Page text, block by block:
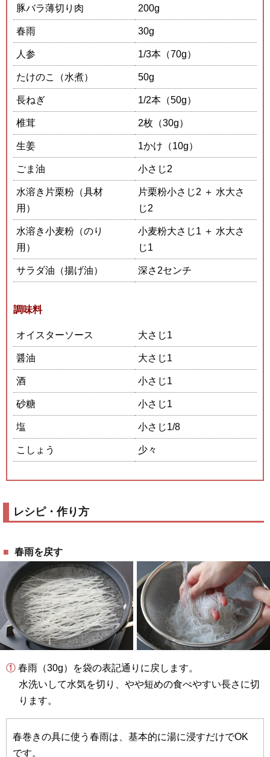
豚バラ薄切り肉 200g
春雨 30g
人参 1/3本（70g）
たけのこ（水煮） 50g
長ねぎ 1/2本（50g）
椎茸 2枚（30g）
生姜 1かけ（10g）
ごま油 小さじ2
水溶き片栗粉（具材
用）
片栗粉小さじ2 ＋ 水大さ
じ2
水溶き小麦粉（のり
用）
小麦粉大さじ1 ＋ 水大さ
じ1
サラダ油（揚げ油） 深さ2センチ
調味料
オイスターソース 大さじ1
醤油 大さじ1
酒 小さじ1
砂糖 小さじ1
塩 小さじ1/8
こしょう 少々
レシピ・作り方
春雨を戻す
① 春雨（30g）を袋の表記通りに戻します。
水洗いして水気を切り、やや短めの食べやすい長さに切
ります。
春巻きの具に使う春雨は、基本的に湯に浸すだけでOK
です。